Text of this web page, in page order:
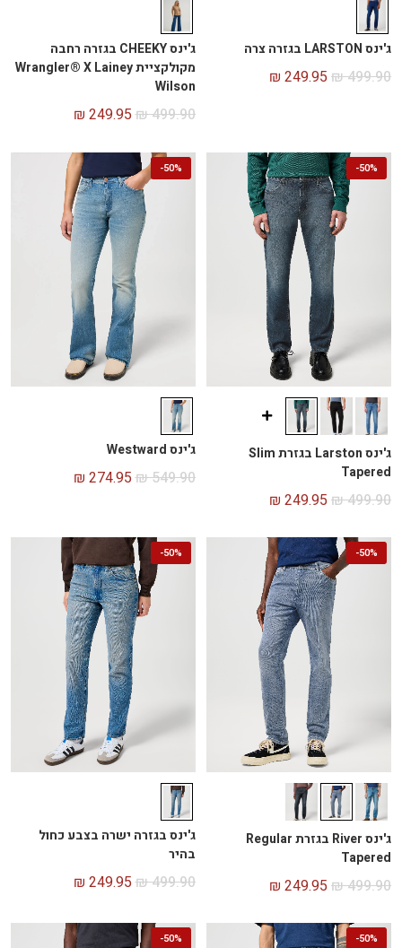
ג'ינס LARSTON בגזרה צרה
₪499.90
₪ 249.95
ג'ינס CHEEKY בגזרה רחבה
מקולקציית Wrangler® X Lainey
Wilson
₪499.90
₪ 249.95
50%
-
ג'ינס Larston בגזרת Slim
Tapered
₪499.90
₪ 249.95
50%
-
ג'ינס Westward
₪549.90
₪ 274.95
50%
-
ג'ינס River בגזרת Regular
Tapered
₪499.90
₪ 249.95
50%
-
ג'ינס בגזרה ישרה בצבע כחול
בהיר
₪499.90
₪ 249.95
50%
-
50%
-